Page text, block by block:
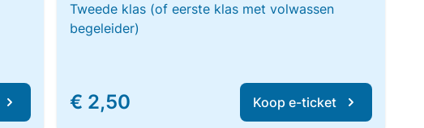
Tweede klas (of eerste klas met volwassen
begeleider)
€ 2,50 Koop e-ticket